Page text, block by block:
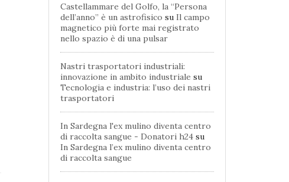
Castellammare del Golfo, la “Persona
dell’anno” è un astrofisico su Il campo
magnetico più forte mai registrato
nello spazio è di una pulsar
Nastri trasportatori industriali:
innovazione in ambito industriale su
Tecnologia e industria: l’uso dei nastri
trasportatori
In Sardegna l'ex mulino diventa centro
di raccolta sangue - Donatori h24 su
In Sardegna l’ex mulino diventa centro
di raccolta sangue